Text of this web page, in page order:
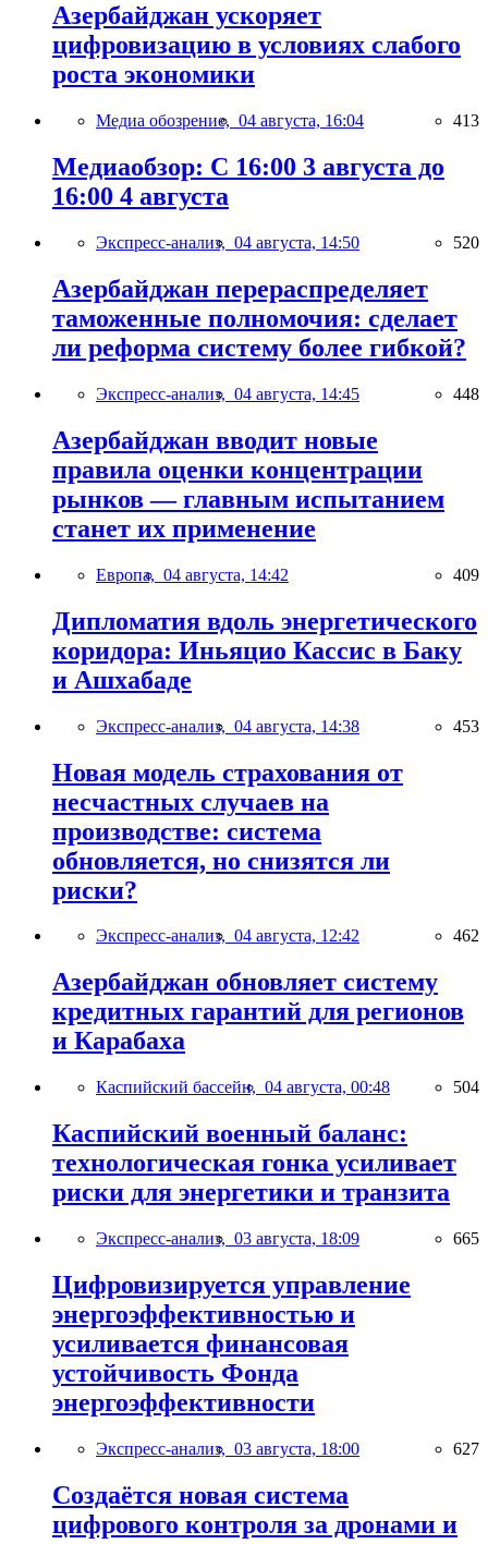
Азербайджан ускоряет
цифровизацию в условиях слабого
роста экономики
Медиа обозрение, 04 августа, 16:04 413
Медиаобзор: С 16:00 3 августа до
16:00 4 августа
Экспресс-анализ, 04 августа, 14:50 520
Азербайджан перераспределяет
таможенные полномочия: сделает
ли реформа систему более гибкой?
Экспресс-анализ, 04 августа, 14:45 448
Азербайджан вводит новые
правила оценки концентрации
рынков — главным испытанием
станет их применение
Европа, 04 августа, 14:42 409
Дипломатия вдоль энергетического
коридора: Иньяцио Кассис в Баку
и Ашхабаде
Экспресс-анализ, 04 августа, 14:38 453
Новая модель страхования от
несчастных случаев на
производстве: система
обновляется, но снизятся ли
риски?
Экспресс-анализ, 04 августа, 12:42 462
Азербайджан обновляет систему
кредитных гарантий для регионов
и Карабаха
Каспийский бассейн, 04 августа, 00:48 504
Каспийский военный баланс:
технологическая гонка усиливает
риски для энергетики и транзита
Экспресс-анализ, 03 августа, 18:09 665
Цифровизируется управление
энергоэффективностью и
усиливается финансовая
устойчивость Фонда
энергоэффективности
Экспресс-анализ, 03 августа, 18:00 627
Создаётся новая система
цифрового контроля за дронами и